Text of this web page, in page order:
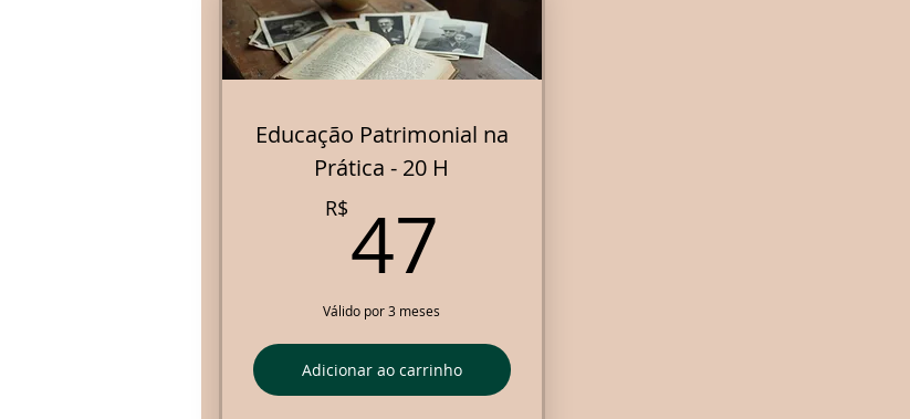
Educação Patrimonial na
Prática - 20 H
R$47
Válido por 3 meses
Adicionar ao carrinho